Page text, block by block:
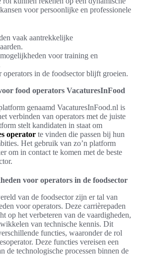
voor persoonlijke en professionele
vaak aantrekkelijke
voor training en
operators in de foodsector blijft groeien.
food operators VacaturesInFood
genaamd VacaturesInFood.nl is
verbinden van operators met de juiste
stelt kandidaten in staat om
operator te vinden die passen bij hun
Het gebruik van zo’n platform
om in contact te komen met de beste
voor operators in de foodsector
van de foodsector zijn er tal van
voor operators. Deze carrièrepaden
op het verbeteren van de vaardigheden,
van technische kennis. Dit
functies, waaronder de rol
Deze functies vereisen een
de technologische processen binnen de